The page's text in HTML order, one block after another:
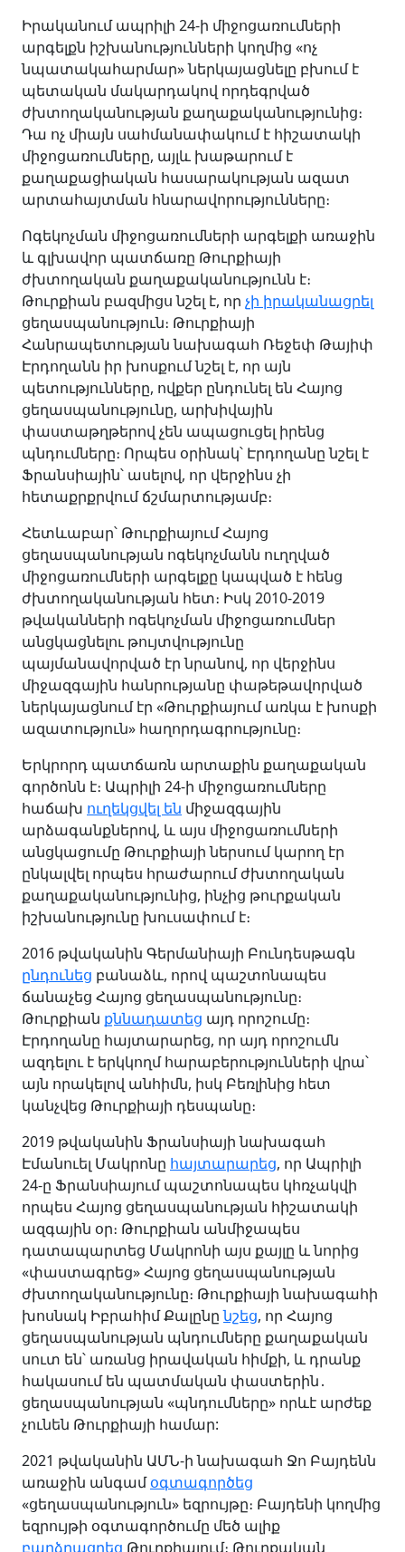
Իրականում ապրիլի 24-ի միջոցառումների
արգելքն իշխանությունների կողմից «ոչ
նպատակահարմար» ներկայացնելը բխում է
պետական մակարդակով որդեգրված
ժխտողականության քաղաքականությունից։
Դա ոչ միայն սահմանափակում է հիշատակի
միջոցառումները, այլև խաթարում է
քաղաքացիական հասարակության ազատ
արտահայտման հնարավորությունները։
Ոգեկոչման միջոցառումների արգելքի առաջին
և գլխավոր պատճառը Թուրքիայի
ժխտողական քաղաքականությունն է։
Թուրքիան բազմիցս նշել է, որ չի իրականացրել
ցեղասպանություն։ Թուրքիայի
Հանրապետության նախագահ Ռեջեփ Թայիփ
Էրդողանն իր խոսքում նշել է, որ այն
պետությունները, ովքեր ընդունել են Հայոց
ցեղասպանությունը, արխիվային
փաստաթղթերով չեն ապացուցել իրենց
պնդումները։ Որպես օրինակ՝ Էրդողանը նշել է
Ֆրանսիային՝ ասելով, որ վերջինս չի
հետաքրքրվում ճշմարտությամբ։
Հետևաբար՝ Թուրքիայում Հայոց
ցեղասպանության ոգեկոչմանն ուղղված
միջոցառումների արգելքը կապված է հենց
ժխտողականության հետ։ Իսկ 2010-2019
թվականների ոգեկոչման միջոցառումներ
անցկացնելու թույտվությունը
պայմանավորված էր նրանով, որ վերջինս
միջազգային հանրությանը փաթեթավորված
ներկայացնում էր «Թուրքիայում առկա է խոսքի
ազատություն» հաղորդագրությունը։
Երկրորդ պատճառն արտաքին քաղաքական
գործոնն է։ Ապրիլի 24-ի միջոցառումները
հաճախ ուղեկցվել են միջազգային
արձագանքներով, և այս միջոցառումների
անցկացումը Թուրքիայի ներսում կարող էր
ընկալվել որպես հրաժարում ժխտողական
քաղաքականությունից, ինչից թուրքական
իշխանությունը խուսափում է։
2016 թվականին Գերմանիայի Բունդեսթագն
ընդունեց բանաձև, որով պաշտոնապես
ճանաչեց Հայոց ցեղասպանությունը։
Թուրքիան քննադատեց այդ որոշումը։
Էրդողանը հայտարարեց, որ այդ որոշումն
ազդելու է երկկողմ հարաբերությունների վրա՝
այն որակելով անհիմն, իսկ Բեռլինից հետ
կանչվեց Թուրքիայի դեսպանը։
2019 թվականին Ֆրանսիայի նախագահ
Էմանուել Մակրոնը հայտարարեց, որ Ապրիլի
24-ը Ֆրանսիայում պաշտոնապես կհռչակվի
որպես Հայոց ցեղասպանության հիշատակի
ազգային օր։ Թուրքիան անմիջապես
դատապարտեց Մակրոնի այս քայլը և նորից
«փաստագրեց» Հայոց ցեղասպանության
ժխտողականությունը։ Թուրքիայի նախագահի
խոսնակ Իբրահիմ Քալընընշեց, որ Հայոց
ցեղասպանության պնդումները քաղաքական
սուտ են՝ առանց իրավական հիմքի, և դրանք
հակասում են պատմական փաստերին․
ցեղասպանության «պնդումները» որևէ արժեք
չունեն Թուրքիայի համար:
2021 թվականին ԱՄՆ-ի նախագահ Ջո Բայդենն
առաջին անգամօգտագործեց
«ցեղասպանություն» եզրույթը։ Բայդենի կողմից
եզրույթի օգտագործումը մեծ ալիք
բարձրացրեց Թուրքիայում։ Թուրքական